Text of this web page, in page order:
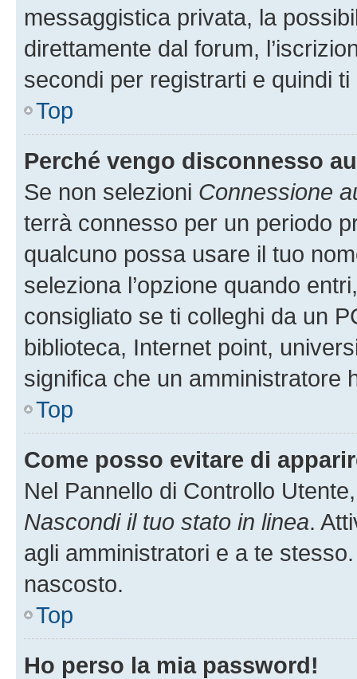
messaggistica privata, la
direttamente dal forum,
secondi per registrarti e quindi
Top
Perché vengo disconnesso
Se non selezioni Connessione
terrà connesso per un periodo
qualcuno possa usare il tuo
seleziona l’opzione quando
consigliato se ti colleghi da un
biblioteca, Internet point,
significa che un amministratore
Top
Come posso evitare di
Nel Pannello di Controllo
Nascondi il tuo stato in linea.
agli amministratori e a te
nascosto.
Top
Ho perso la mia password!